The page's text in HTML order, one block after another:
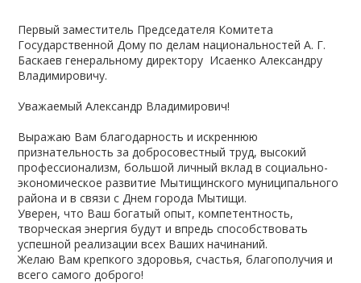
Первый заместитель Председателя Комитета
Государственной Дому по делам национальностей А. Г.
Баскаев генеральному директору Исаенко Александру
Владимировичу.
Уважаемый Александр Владимирович!
Выражаю Вам благодарность и искреннюю
признательность за добросовестный труд, высокий
профессионализм, большой личный вклад в социально-
экономическое развитие Мытищинского муниципального
района и в связи с Днем города Мытищи.
Уверен, что Ваш богатый опыт, компетентность,
творческая энергия будут и впредь способствовать
успешной реализации всех Ваших начинаний.
Желаю Вам крепкого здоровья, счастья, благополучия и
всего самого доброго!